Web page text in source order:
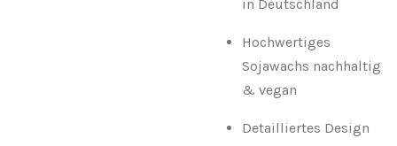
in Deutschland
Hochwertiges
Sojawachs nachhaltig
& vegan
Detailliertes Design